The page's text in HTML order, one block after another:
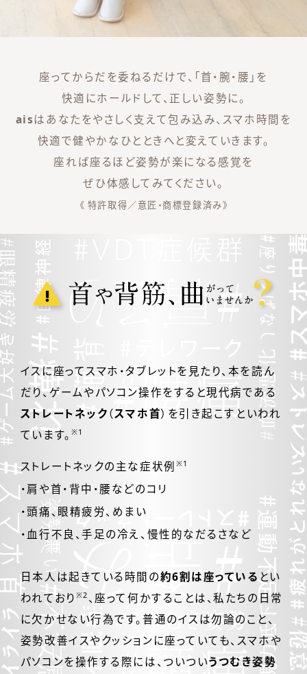
座ってからだを委ねるだけで、「首・腕・腰」を
快適にホールドして、正しい姿勢に。
aisはあなたをやさしく支えて包み込み、スマホ時間を
快適で健やかなひとときへと変えていきます。
座れば座るほど姿勢が楽になる感覚を
ぜひ体感してみてください。
《 特許取得／意匠・商標登録済み》
イスに座ってスマホ・タブレットを見たり、本を読ん
だり、ゲームやパソコン操作をすると現代病である
ストレートネック（スマホ首）を引き起こすといわれ
ています。 ※1
ストレートネックの主な症状例 ※1
・肩や首・背中・腰などのコリ
・頭痛、眼精疲労、めまい
・血行不良、手足の冷え、慢性的なだるさなど
日本人は起きている時間の約6割は座っているとい
われており ※2 、座って何かすることは、私たちの日常
に欠かせない行為です。普通のイスは勿論のこと、
姿勢改善イスやクッションに座っていても、 スマホや
パソコンを操作する際には、ついついうつむき姿勢